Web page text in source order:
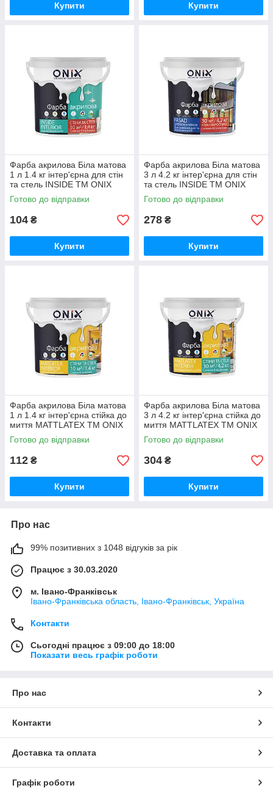
Купити Купити
Фарба акрилова Біла матова
1 л 1.4 кг інтер'єрна для стін
та стель INSIDE ТМ ONIX
Готово до відправки
104 ₴
Купити
Фарба акрилова Біла матова
3 л 4.2 кг інтер'єрна для стін
та стель INSIDE ТМ ONIX
Готово до відправки
278 ₴
Купити
Фарба акрилова Біла матова
1 л 1.4 кг інтер'єрна стійка до
миття MATTLATEX ТМ ONIX
Готово до відправки
112 ₴
Купити
Фарба акрилова Біла матова
3 л 4.2 кг інтер'єрна стійка до
миття MATTLATEX ТМ ONIX
Готово до відправки
304 ₴
Купити
Про нас
99% позитивних з 1048 відгуків за рік
Працює з 30.03.2020
м. Івано-Франківськ
Івано-Франківська область, Івано-Франківськ, Україна
Контакти
Сьогодні працює з 09:00 до 18:00
Показати весь графік роботи
Про нас
Контакти
Доставка та оплата
Графік роботи